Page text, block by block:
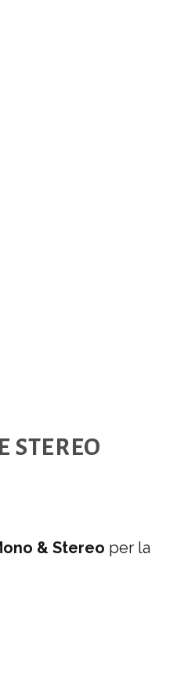
STEREO
& Stereo per la